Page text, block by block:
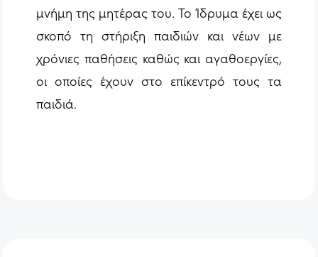
μνήμη της μητέρας του. Το Ίδρυμα έχει ως
σκοπό τη στήριξη παιδιών και νέων με
χρόνιες παθήσεις καθώς και αγαθοεργίες,
οι οποίες έχουν στο επίκεντρό τους τα
παιδιά.